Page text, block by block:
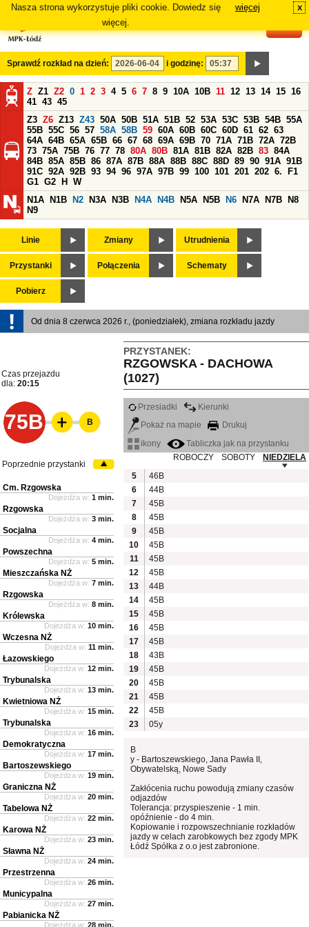
Nasza strona wykorzystuje pliki cookie. Dowiedz się
więcej.
więcej x
Sprawdź rozkład na dzień: i godzinę:
Z Z1 Z2 0 1 2 3 4 5 6 7 8 9 10A 10B 11 12 13 14 15 16
41 43 45
Z3 Z6 Z13 Z43 50A 50B 51A 51B 52 53A 53C 53B 54B 55A
55B 55C 56 57 58A 58B 59 60A 60B 60C 60D 61 62 63
64A 64B 65A 65B 66 67 68 69A 69B 70 71A 71B 72A 72B
73 75A 75B 76 77 78 80A 80B 81A 81B 82A 82B 83 84A
84B 85A 85B 86 87A 87B 88A 88B 88C 88D 89 90 91A 91B
91C 92A 92B 93 94 96 97A 97B 99 100 101 201 202 6.
F1
G1 G2 H
W
N1A
N1B N2 N3A N3B N4A N4B N5A N5B N6 N7A N7B
N8
N9
Linie Zmiany Utrudnienia
Przystanki Połączenia Schematy
Pobierz
Od dnia 8 czerwca 2026 r., (poniedziałek), zmiana rozkładu jazdy
PRZYSTANEK:
RZGOWSKA - DACHOWA
(1027)
Czas przejazdu
dla: 20:15
75B
Przesiadki
Kierunki
Pokaż na mapie
Drukuj
ikony
Tabliczka jak na przystanku
ROBOCZY
SOBOTY
NIEDZIELA
5
46B
6
44B
7
45B
8
45B
9
45B
10
45B
11
45B
12
45B
13
44B
14
45B
15
45B
16
45B
17
45B
18
43B
19
45B
20
45B
21
45B
22
45B
23
05y
B
y - Bartoszewskiego, Jana Pawła II,
Obywatelską, Nowe Sady
Zakłócenia ruchu powodują zmiany czasów
odjazdów
Tolerancja: przyspieszenie - 1 min.
opóźnienie - do 4 min.
Kopiowanie i rozpowszechnianie rozkładów
jazdy w celach zarobkowych bez zgody MPK
Łódź Spółka z o.o jest zabronione.
B
Poprzednie przystanki
Cm. Rzgowska
Dojeżdża w: 1 min.
Rzgowska
Dojeżdża w: 3 min.
Socjalna
Dojeżdża w: 4 min.
Powszechna
Dojeżdża w: 5 min.
Mieszczańska NŻ
Dojeżdża w: 7 min.
Rzgowska
Dojeżdża w: 8 min.
Królewska
Dojeżdża w: 10 min.
Wczesna NŻ
Dojeżdża w: 11 min.
Łazowskiego
Dojeżdża w: 12 min.
Trybunalska
Dojeżdża w: 13 min.
Kwietniowa NŻ
Dojeżdża w: 15 min.
Trybunalska
Dojeżdża w: 16 min.
Demokratyczna
Dojeżdża w: 17 min.
Bartoszewskiego
Dojeżdża w: 19 min.
Graniczna NŻ
Dojeżdża w: 20 min.
Tabelowa NŻ
Dojeżdża w: 22 min.
Karowa NŻ
Dojeżdża w: 23 min.
Sławna NŻ
Dojeżdża w: 24 min.
Przestrzenna
Dojeżdża w: 26 min.
Municypalna
Dojeżdża w: 27 min.
Pabianicka NŻ
Dojeżdża w: 28 min.